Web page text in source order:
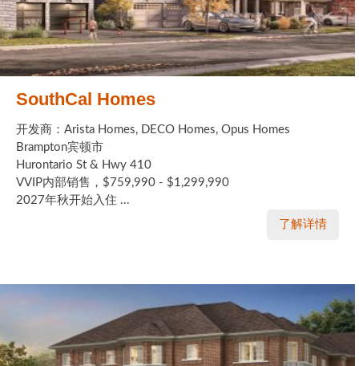
SouthCal Homes
开发商：Arista Homes, DECO Homes, Opus Homes
Brampton宾顿市
Hurontario St & Hwy 410
VVIP内部销售，$759,990 - $1,299,990
2027年秋开始入住 ...
了解详情